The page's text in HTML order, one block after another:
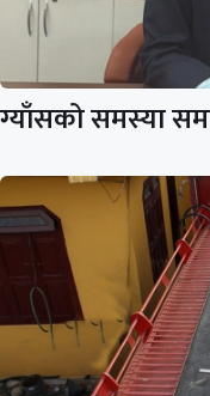
ग्याँसको समस्या